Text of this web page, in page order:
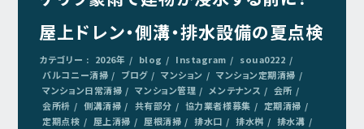
屋上ドレン・側溝・排水設備の夏点検
カテゴリー : 2026年 blog Instagram
soua0222
バルコニー清掃
ブログ マンション
マンション定期清掃
マンション日常清掃
マンション管理 メンテナンス
会所
会所枡
側溝清掃 共有部分 協力業者様募集
定期清掃
定期点検
屋上清掃 屋根清掃 排水口 排水桝
排水溝